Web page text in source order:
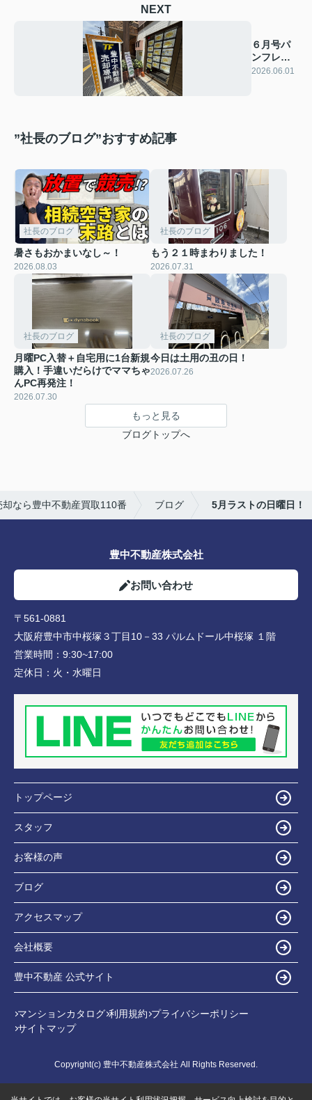
NEXT
６月号パ
ンフレッ
ト作成完
2026.06.01
”社長のブログ”おすすめ記事
社長のブログ
暑さもおかまいなし～！
2026.08.03
社長のブログ
もう２１時まわりました！
2026.07.31
社長のブログ
月曜PC入替＋自宅用に1台新規
購入！手違いだらけでママちゃ
んPC再発注！
2026.07.30
社長のブログ
今日は土用の丑の日！
2026.07.26
もっと見る
ブログトップへ
なら豊中不動産買取110番 ブログ 5月ラストの日曜日！
豊中不動産株式会社
お問い合わせ
〒561-0881
大阪府豊中市中桜塚３丁目10－33 パルムドール中桜塚 １階
営業時間： 9:30~17:00
定休日： 火・水曜日
トップページ
スタッフ
お客様の声
ブログ
アクセスマップ
会社概要
豊中不動産 公式サイト
マンションカタログ 利用規約 プライバシーポリシー
サイトマップ
Copyright(c) 豊中不動産株式会社 All Rights Reserved.